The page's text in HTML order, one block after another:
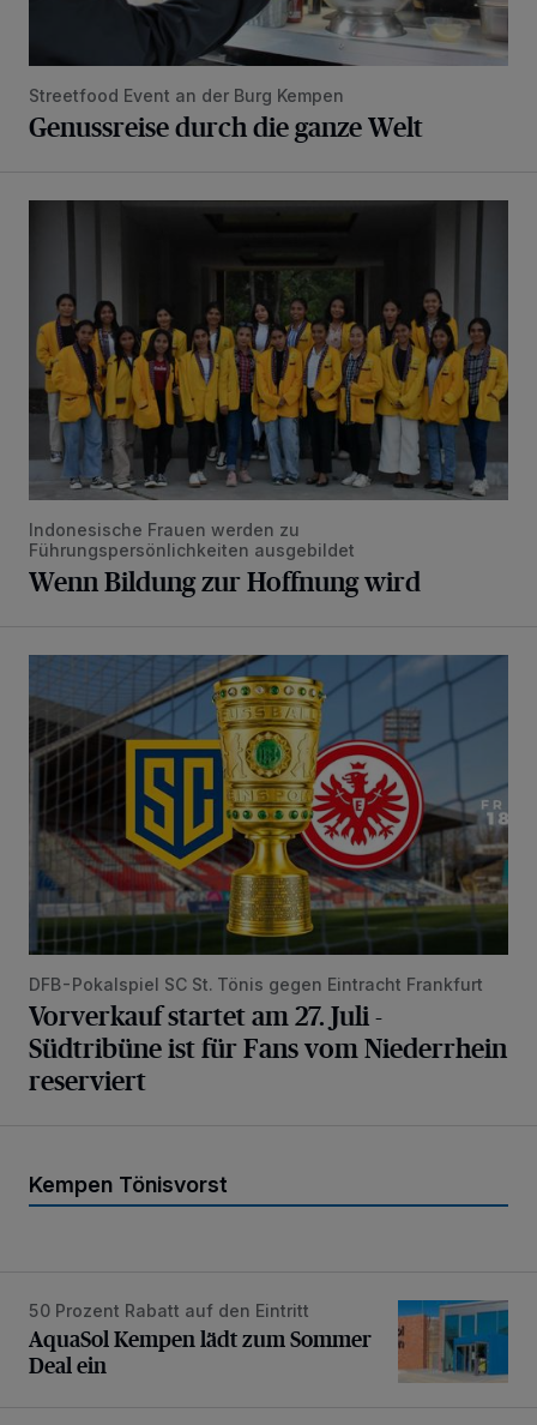
Streetfood Event an der Burg Kempen
Genussreise durch die ganze Welt
Wenn Bildung zur Hoffnung wird
Indonesische Frauen werden zu
Führungspersönlichkeiten ausgebildet
Wenn Bildung zur Hoffnung wird
Vorverkauf startet am 27. Juli - Südtribüne ist für Fans
DFB-Pokalspiel SC St. Tönis gegen Eintracht Frankfurt
Vorverkauf startet am 27. Juli -
Südtribüne ist für Fans vom Niederrhein
reserviert
Kempen Tönisvorst
AquaSol Kempen lädt zum Sommer Deal ein
50 Prozent Rabatt auf den Eintritt
AquaSol Kempen lädt zum Sommer
Deal ein